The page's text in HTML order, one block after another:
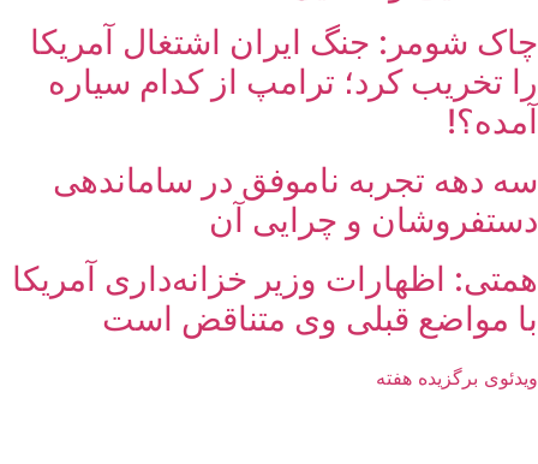
چاک شومر: جنگ ایران اشتغال آمریکا
را تخریب کرد؛ ترامپ از کدام سیاره
آمده؟!
سه دهه تجربه ناموفق در ساماندهی
دستفروشان و چرایی آن
همتی: اظهارات وزیر خزانه‌داری آمریکا
با مواضع قبلی وی متناقض است
ویدئوی برگزیده هفته